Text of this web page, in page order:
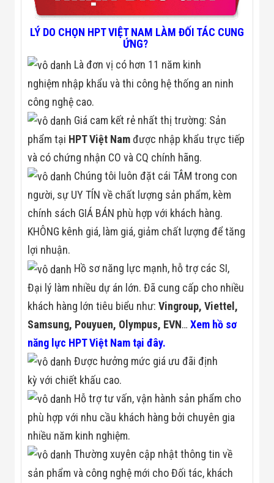
LÝ DO CHỌN HPT VIỆT NAM LÀM ĐỐI TÁC CUNG
ỨNG?
Là đơn vị có hơn 11 năm kinh
nghiệm nhập khẩu và thi công hệ thống an ninh
công nghệ cao.
Giá cam kết rẻ nhất thị trường: Sản
phẩm tại HPT Việt Namđược nhập khẩu trực tiếp
và có chứng nhận CO và CQ chính hãng.
Chúng tôi luôn đặt cái TÂM trong con
người, sự UY TÍN về chất lượng sản phẩm, kèm
chính sách GIÁ BÁN phù hợp với khách hàng.
KHÔNG kênh giá, làm giá, giảm chất lượng để tăng
lợi nhuận.
Hồ sơ năng lực mạnh, hỗ trợ các SI,
Đại lý làm nhiều dự án lớn. Đã cung cấp cho nhiều
khách hàng lớn tiêu biểu như:Vingroup, Viettel,
Samsung, Pouyuen, Olympus, EVN…Xem hồ sơ
năng lực HPT Việt Nam tại đây.
Được hưởng mức giá ưu đãi định
kỳ với chiết khấu cao.
Hỗ trợ tư vấn, vận hành sản phẩm cho
phù hợp với nhu cầu khách hàng bởi chuyên gia
nhiều năm kinh nghiệm.
Thường xuyên cập nhật thông tin về
sản phẩm và công nghệ mới cho Đối tác, khách